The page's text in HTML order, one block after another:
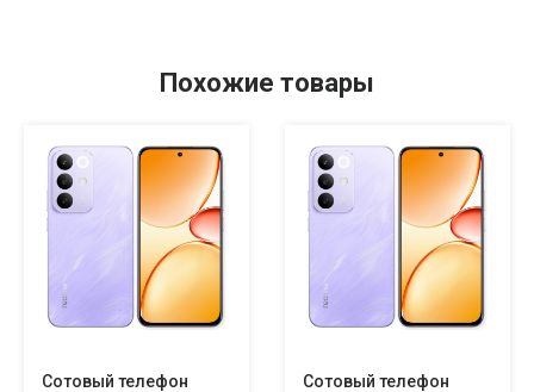
Похожие товары
Сотовый телефон
Сотовый телефон